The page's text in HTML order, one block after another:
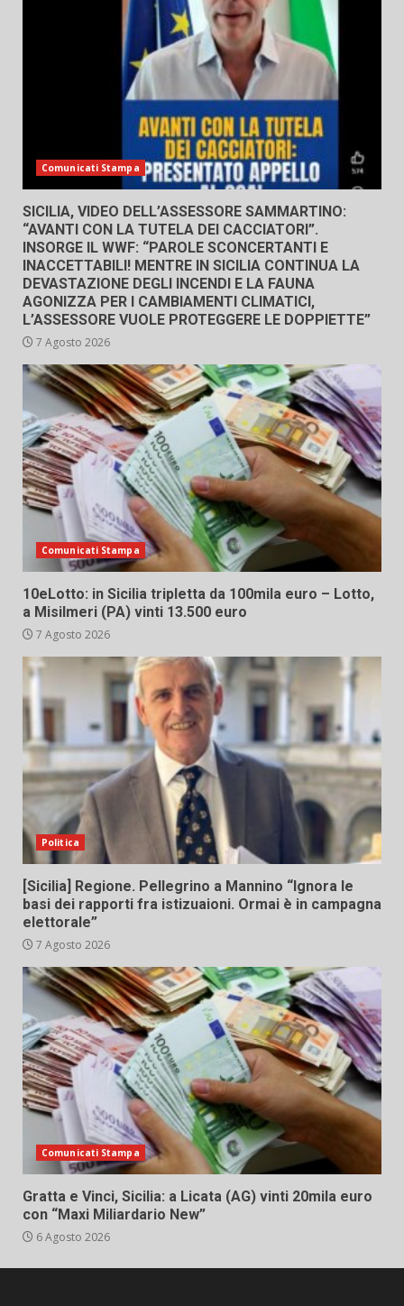
Comunicati Stampa
SICILIA, VIDEO DELL’ASSESSORE SAMMARTINO:
“AVANTI CON LA TUTELA DEI CACCIATORI”.
INSORGE IL WWF: “PAROLE SCONCERTANTI E
INACCETTABILI! MENTRE IN SICILIA CONTINUA LA
DEVASTAZIONE DEGLI INCENDI E LA FAUNA
AGONIZZA PER I CAMBIAMENTI CLIMATICI,
L’ASSESSORE VUOLE PROTEGGERE LE DOPPIETTE”
7 Agosto 2026
Comunicati Stampa
10eLotto: in Sicilia tripletta da 100mila euro – Lotto,
a Misilmeri (PA) vinti 13.500 euro
7 Agosto 2026
Politica
[Sicilia] Regione. Pellegrino a Mannino “Ignora le
basi dei rapporti fra istizuaioni. Ormai è in campagna
elettorale”
7 Agosto 2026
Comunicati Stampa
Gratta e Vinci, Sicilia: a Licata (AG) vinti 20mila euro
con “Maxi Miliardario New”
6 Agosto 2026